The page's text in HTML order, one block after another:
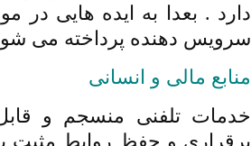
دارد . بعدا به ایده هایی در
سرویس دهنده پرداخته می
منابع مالی و انسانی
خدمات تلفنی منسجم و
برقراری و حفظ روابط مثبت